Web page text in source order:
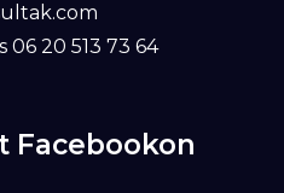
06 20 513 73 64
Facebookon